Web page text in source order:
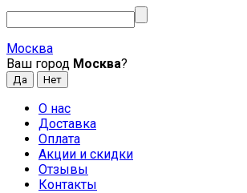
Москва
Ваш город Москва?
О нас
Доставка
Оплата
Акции и скидки
Отзывы
Контакты